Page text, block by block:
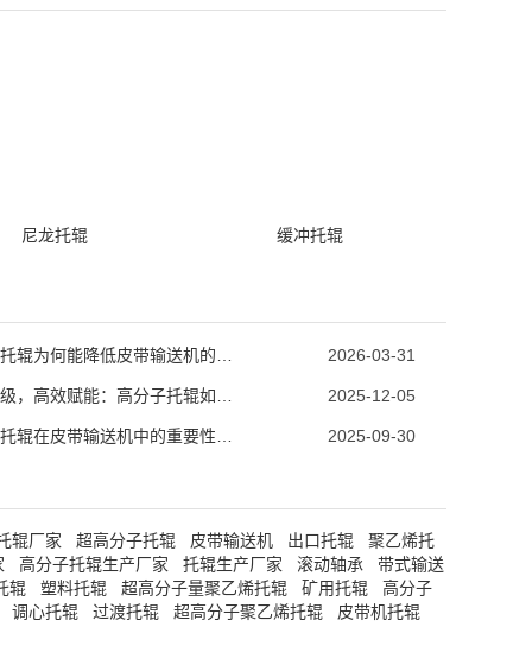
尼龙托辊 缓冲托辊
2026-03-31
2025-12-05
2025-09-30
辊厂家 超高分子托辊 皮带输送机 出口托辊
聚乙烯托
高分子托辊生产厂家 托辊生产厂家 滚动轴承
带式输送
辊
塑料托辊 超高分子量聚乙烯托辊 矿用托辊
高分子
调心托辊
过渡托辊 超高分子聚乙烯托辊 皮带机托辊